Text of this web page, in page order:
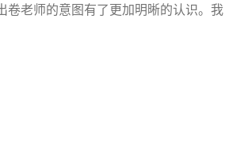
老师的意图有了更加明晰的认识。我